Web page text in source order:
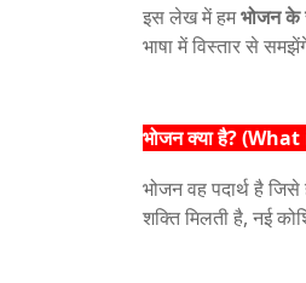
इस लेख में हमभोजन के
भाषा में विस्तार से
भोजन क्या है?
भोजन वह पदार्थ है
शक्ति मिलती है, नई